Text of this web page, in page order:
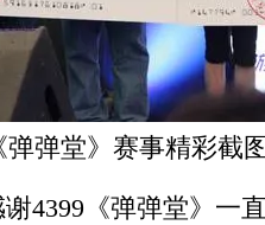
弹弹堂》赛事精彩截
《弹弹堂》一